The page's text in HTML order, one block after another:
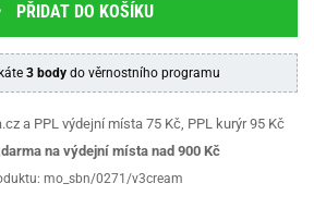
PŘIDAT DO KOŠÍKU
3 bodydo věrnostního programu
a PPL výdejní místa 75 Kč, PPL kurýr 95 Kč
na výdejní místa nad 900 Kč
mo_sbn/0271/v3cream